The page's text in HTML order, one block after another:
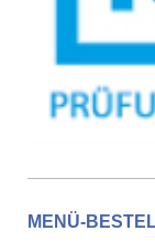
MENÜ-